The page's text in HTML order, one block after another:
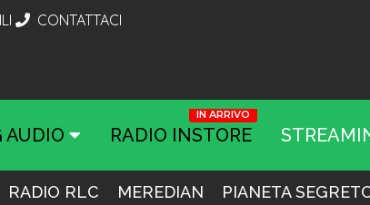
CONTATTACI
AUDIO RADIO INSTORE
RADIO RLC MEREDIAN PIANETA